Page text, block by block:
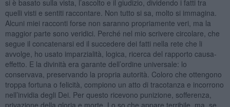
si è basato sulla vista, l’ascolto e il giudizio, dividendo i fatti tra
quelli visti e sentiti raccontare. Non tutto si sa, molto si immagina.
Alcuni miei racconti forse non saranno propriamente veri, ma la
maggior parte sono veridici. Perché nel mio scrivere circolare, che
segue il concatenarsi ed il succedere dei fatti nella rete che li
avvolge, ho usato imparzialità, logica, ricerca del rapporto causa-
effetto. E la divinità era garante dell’ordine universale: lo
conservava, preservando la propria autorità. Coloro che ottengono
troppa fortuna o felicità, compiono un atto di tracotanza e incorrono
nell’invidia degli Dei. Per questo ricevono punizione, sofferenza,
privazione della gloria e morte. Lo so che appare terribile, ma, se